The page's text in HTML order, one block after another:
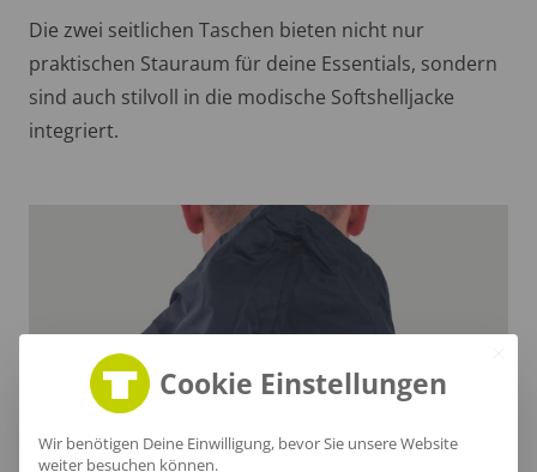
Die zwei seitlichen Taschen bieten nicht nur
praktischen Stauraum für deine Essentials, sondern
sind auch stilvoll in die modische Softshelljacke
integriert.
Cookie Einstellungen
Wir benötigen Deine Einwilligung, bevor Sie unsere Website
weiter besuchen können.